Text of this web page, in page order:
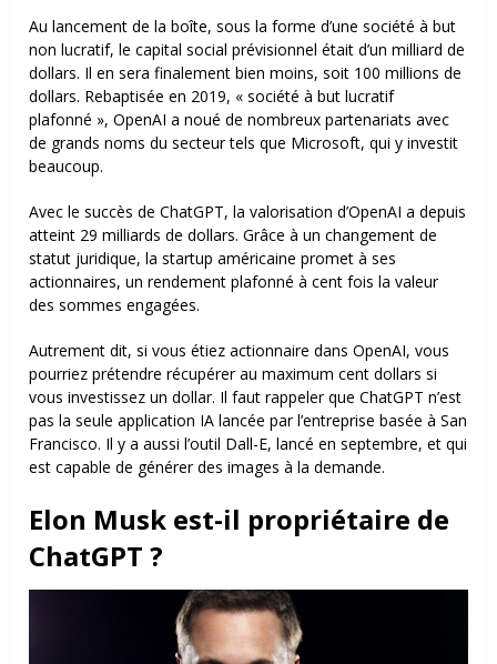
Au lancement de la boîte, sous la forme d’une société à but
non lucratif, le capital social prévisionnel était d’un milliard de
dollars. Il en sera finalement bien moins, soit 100 millions de
dollars. Rebaptisée en 2019, « société à but lucratif
plafonné », OpenAI a noué de nombreux partenariats avec
de grands noms du secteur tels que Microsoft, qui y investit
beaucoup.
Avec le succès de ChatGPT, la valorisation d’OpenAI a depuis
atteint 29 milliards de dollars. Grâce à un changement de
statut juridique, la startup américaine promet à ses
actionnaires, un rendement plafonné à cent fois la valeur
des sommes engagées.
Autrement dit, si vous étiez actionnaire dans OpenAI, vous
pourriez prétendre récupérer au maximum cent dollars si
vous investissez un dollar. Il faut rappeler que ChatGPT n’est
pas la seule application IA lancée par l’entreprise basée à San
Francisco. Il y a aussi l’outil Dall-E, lancé en septembre, et qui
est capable de générer des images à la demande.
Elon Musk est-il propriétaire de
ChatGPT ?